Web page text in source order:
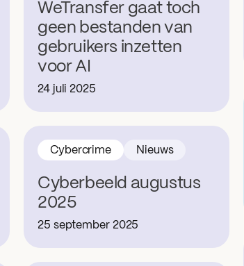
WeTransfer gaat toch
geen bestanden van
gebruikers inzetten
voor AI
24 juli 2025
Cyberbeeld augustus
2025
Cybercrime Nieuws
25 september 2025